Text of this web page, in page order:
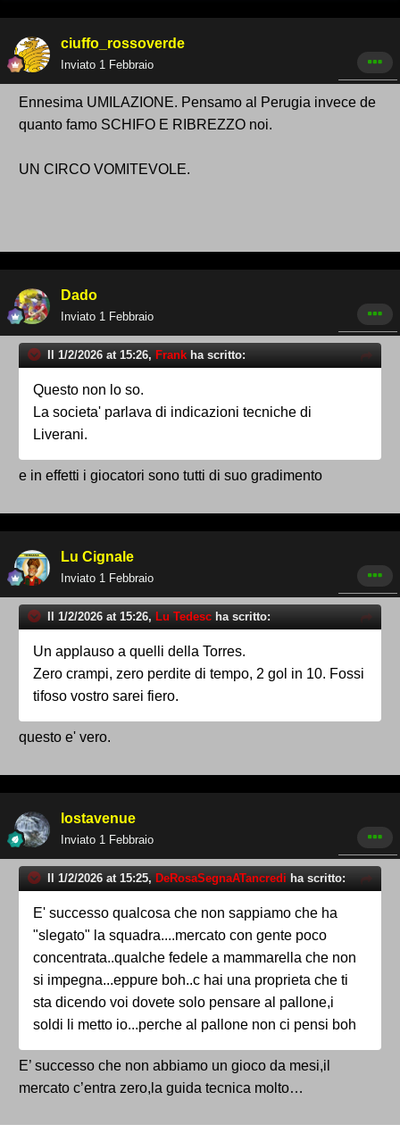
ciuffo_rossoverde
Inviato 1 Febbraio
Ennesima UMILAZIONE. Pensamo al Perugia invece de
quanto famo SCHIFO E RIBREZZO noi.
UN CIRCO VOMITEVOLE.
Dado
Inviato 1 Febbraio
Il 1/2/2026 at 15:26, Frank ha scritto:
Questo non lo so.
La societa' parlava di indicazioni tecniche di
Liverani.
e in effetti i giocatori sono tutti di suo gradimento
Lu Cignale
Inviato 1 Febbraio
Il 1/2/2026 at 15:26, Lu Tedesc ha scritto:
Un applauso a quelli della Torres.
Zero crampi, zero perdite di tempo, 2 gol in 10. Fossi
tifoso vostro sarei fiero.
questo e' vero.
lostavenue
Inviato 1 Febbraio
Il 1/2/2026 at 15:25, DeRosaSegnaATancredi ha scritto:
E' successo qualcosa che non sappiamo che ha
"slegato" la squadra....mercato con gente poco
concentrata..qualche fedele a mammarella che non
si impegna...eppure boh..c hai una proprieta che ti
sta dicendo voi dovete solo pensare al pallone,i
soldi li metto io...perche al pallone non ci pensi boh
E’ successo che non abbiamo un gioco da mesi,il
mercato c’entra zero,la guida tecnica molto…